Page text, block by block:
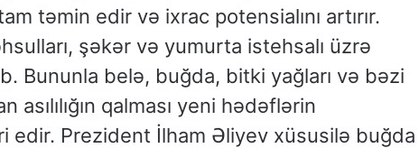
təmin edir və ixrac potensialını artırır.
şəkər və yumurta istehsalı üzrə
Bununla belə, buğda, bitki yağları və bəzi
qalması yeni hədəflərin
edir. Prezident İlham Əliyev xüsusilə buğda